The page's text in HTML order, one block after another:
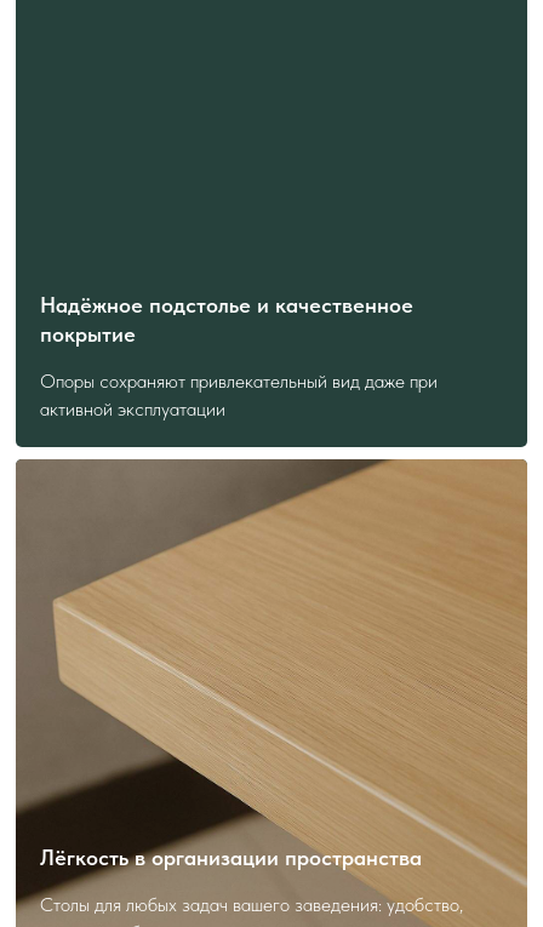
Надёжное подстолье и качественное
покрытие
Опоры сохраняют привлекательный вид даже при
активной эксплуатации
Лёгкость в организации пространства
Столы для любых задач вашего заведения: удобство,
Я даю согласиена обработку своих
Форма — короткая, польза — максимальная.
Получите консультацию с учётом ваших задач.